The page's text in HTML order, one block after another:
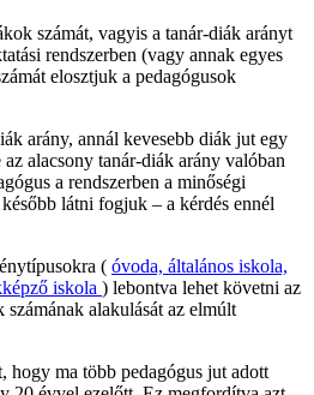
számát, vagyis a tanár-diák arányt
rendszerben (vagy annak egyes
elosztjuk a pedagógusok
arány, annál kevesebb diák jut egy
az alacsony tanár-diák arány valóban
a rendszerben a minőségi
látni fogjuk – a kérdés ennél
( óvoda, általános iskola,
iskola ) lebontva lehet követni az
alakulását az elmúlt
hogy ma több pedagógus jut adott